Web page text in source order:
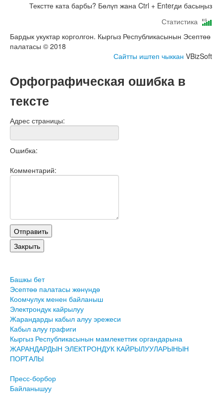
Текстте ката барбы? Бөлүп жана Ctrl + Enterди басыңыз
Статистика
Бардык укуктар корголгон. Кыргыз Республикасынын Эсептөө
палатасы © 2018
Сайтты иштеп чыккан VBizSoft
Орфографическая ошибка в
тексте
Адрес страницы:
Ошибка:
Комментарий:
Башкы бет
Эсептөө палатасы жөнүндө
Коомчулук менен байланыш
Электрондук кайрылуу
Жарандарды кабыл алуу эрежеси
Кабыл алуу графиги
Кыргыз Республикасынын мамлекеттик органдарына
ЖАРАНДАРДЫН ЭЛЕКТРОНДУК КАЙРЫЛУУЛАРЫНЫН
ПОРТАЛЫ
Пресс-борбор
Байланышуу